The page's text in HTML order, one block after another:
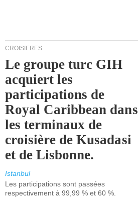
CROISIÈRES
Le groupe turc GIH
acquiert les
participations de
Royal Caribbean dans
les terminaux de
croisière de Kusadasi
et de Lisbonne.
Istanbul
Les participations sont passées
respectivement à 99,99 % et 60 %.